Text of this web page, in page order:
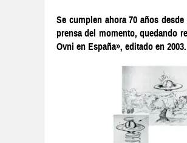
Se cumplen ahora 70 años
prensa del momento, quedando
Ovni en España», editado en 2003.